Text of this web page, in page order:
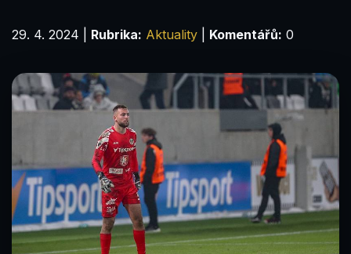
29. 4. 2024 Rubrika: Aktuality Komentářů: 0